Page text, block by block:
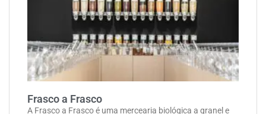
Frasco a Frasco
A Frasco a Frasco é uma mercearia biológica a granel e